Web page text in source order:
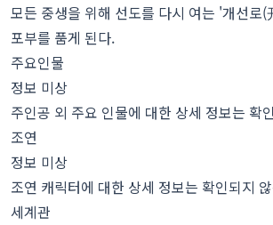
모든 중생을 위해 선도를 다시 여는 '개선로
포부를 품게 된다.
주요인물
정보 미상
주인공 외 주요 인물에 대한 상세 정보는 확
조연
정보 미상
조연 캐릭터에 대한 상세 정보는 확인되지
세계관